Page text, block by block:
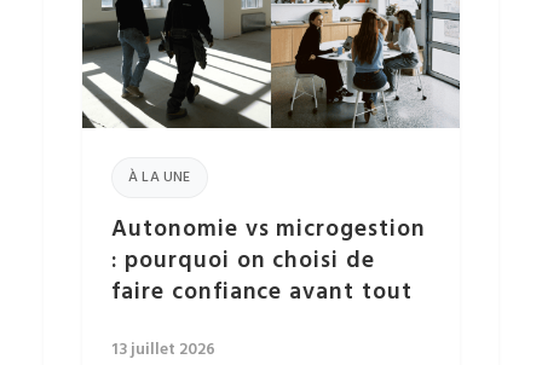
À LA UNE
Autonomie vs microgestion
: pourquoi on choisi de
faire confiance avant tout
13 juillet 2026